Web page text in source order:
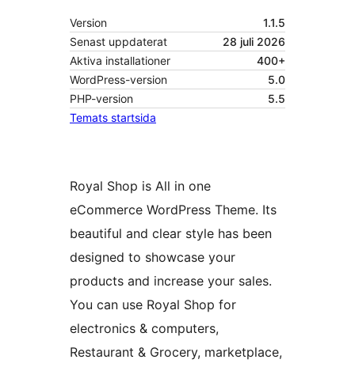
Version
1.1.5
Senast uppdaterat
28 juli 2026
Aktiva installationer
400+
WordPress-version
5.0
PHP-version
5.5
Temats startsida
Royal Shop is All in one
eCommerce WordPress Theme. Its
beautiful and clear style has been
designed to showcase your
products and increase your sales.
You can use Royal Shop for
electronics & computers,
Restaurant & Grocery, marketplace,